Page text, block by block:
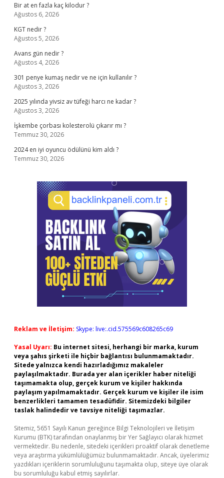
Bir at en fazla kaç kilodur ?
Ağustos 6, 2026
KGT nedir ?
Ağustos 5, 2026
Avans gün nedir ?
Ağustos 4, 2026
301 penye kumaş nedir ve ne için kullanılır ?
Ağustos 3, 2026
2025 yılında yivsiz av tüfeği harcı ne kadar ?
Ağustos 3, 2026
İşkembe çorbası kolesterolü çıkarır mı ?
Temmuz 30, 2026
2024 en iyi oyuncu ödülünü kim aldı ?
Temmuz 30, 2026
Reklam ve İletişim: Skype: live:.cid.575569c608265c69
Yasal Uyarı: Bu internet sitesi, herhangi bir marka, kurum
veya şahıs şirketi ile hiçbir bağlantısı bulunmamaktadır.
Sitede yalnızca kendi hazırladığımız makaleler
paylaşılmaktadır. Burada yer alan içerikler haber niteliği
taşımamakta olup, gerçek kurum ve kişiler hakkında
paylaşım yapılmamaktadır. Gerçek kurum ve kişiler ile isim
benzerlikleri tamamen tesadüfidir. Sitemizdeki bilgiler
taslak halindedir ve tavsiye niteliği taşımazlar.
Sitemiz, 5651 Sayılı Kanun gereğince Bilgi Teknolojileri ve İletişim
Kurumu (BTK) tarafından onaylanmış bir Yer Sağlayıcı olarak hizmet
vermektedir. Bu nedenle, sitedeki içerikleri proaktif olarak denetleme
veya araştırma yükümlülüğümüz bulunmamaktadır. Ancak, üyelerimiz
yazdıkları içeriklerin sorumluluğunu taşımakta olup, siteye üye olarak
bu sorumluluğu kabul etmiş sayılırlar.